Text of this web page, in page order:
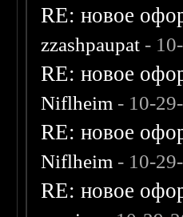
RE: новое
zzashpaupat -
RE: новое
Niflheim - 10-
RE: новое
Niflheim - 10-
RE: новое